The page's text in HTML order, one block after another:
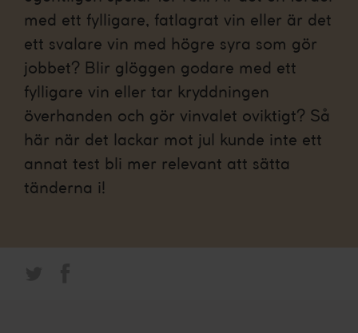
med ett fylligare, fatlagrat vin eller är det
ett svalare vin med högre syra som gör
jobbet? Blir glöggen godare med ett
fylligare vin eller tar kryddningen
överhanden och gör vinvalet oviktigt? Så
här när det lackar mot jul kunde inte ett
annat test bli mer relevant att sätta
tänderna i!